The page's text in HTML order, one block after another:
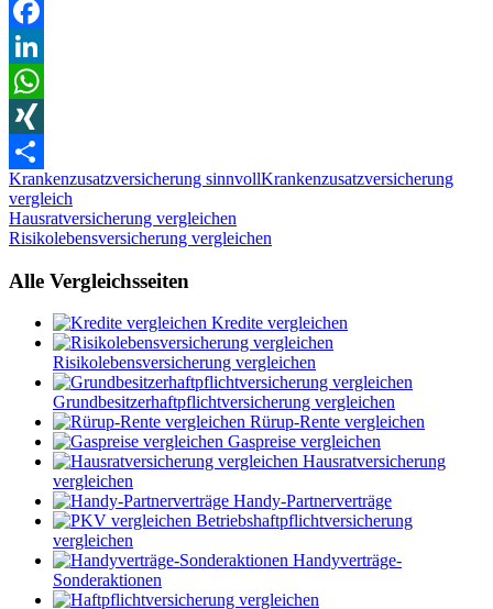
Facebook
LinkedIn
WhatsApp
XING
Teilen
Krankenzusatzversicherung sinnvollKrankenzusatzversicherung
vergleich
Beitragsnavigation
Vorheriger
Beitrag:
Hausratversicherung vergleichen
Nächster
Risikolebensversicherung vergleichen
Alle Vergleichsseiten
Kredite vergleichen
Risikolebensversicherung vergleichen
Grundbesitzerhaftpflichtversicherung vergleichen
Rürup-Rente vergleichen
Gaspreise vergleichen
Hausratversicherung
vergleichen
Handy-Partnerverträge
Betriebshaftpflichtversicherung
vergleichen
Handyverträge-
Sonderaktionen